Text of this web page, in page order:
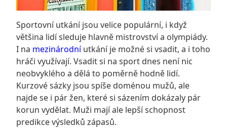
Sportovní utkání jsou velice populární, i když
většina lidí sleduje hlavně mistrovství a olympiády.
I na mezinárodníutkání je možné si vsadit, a i toho
hráči využívají. Vsadit si na sport dnes není nic
neobvyklého a dělá to poměrně hodně lidí.
Kurzové sázky jsou spíše doménou mužů, ale
najde se i pár žen, které si sázením dokázaly pár
korun vydělat. Muži mají ale lepší schopnost
predikce výsledků zápasů.